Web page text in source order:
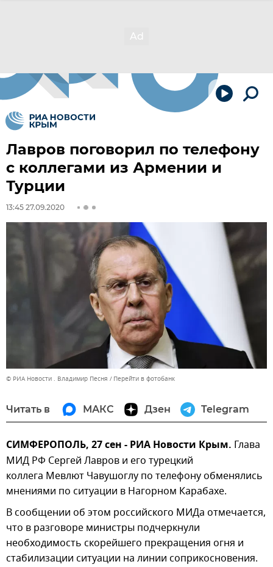
Лавров поговорил по телефону
с коллегами из Армении и
Турции
13:45 27.09.2020
© РИА Новости . Владимир Песня Перейти в фотобанк
Читать в МАКС Дзен Telegram
СИМФЕРОПОЛЬ, 27 сен - РИА Новости Крым. Глава
МИД РФ Сергей Лавров и его турецкий
коллега Мевлют Чавушоглу по телефону обменялись
мнениями по ситуации в Нагорном Карабахе.
В сообщении об этом российского МИДа отмечается,
что в разговоре министры подчеркнули
необходимость скорейшего прекращения огня и
стабилизации ситуации на линии соприкосновения.